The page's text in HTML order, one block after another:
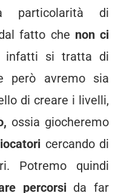
particolarità di
fatto che non ci
infatti si tratta di
però avremo sia
di creare i livelli,
ossia giocheremo
cercando di
Potremo quindi
percorsi da far